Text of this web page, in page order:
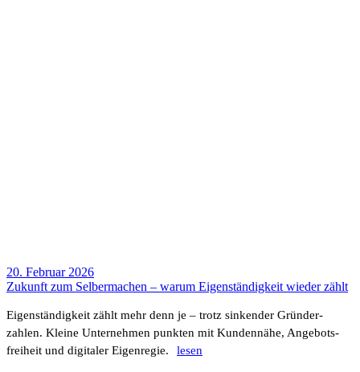
20. Februar 2026
Zukunft zum Selber­ma­chen – warum Eigen­stän­dig­keit wieder zählt
Eigen­stän­dig­keit zählt mehr denn je – trotz sinkender Grün­der­
zahlen. Kleine Unter­nehmen punkten mit Kunden­nähe, Ange­bots­
frei­heit und digi­taler Eigen­regie.
lesen